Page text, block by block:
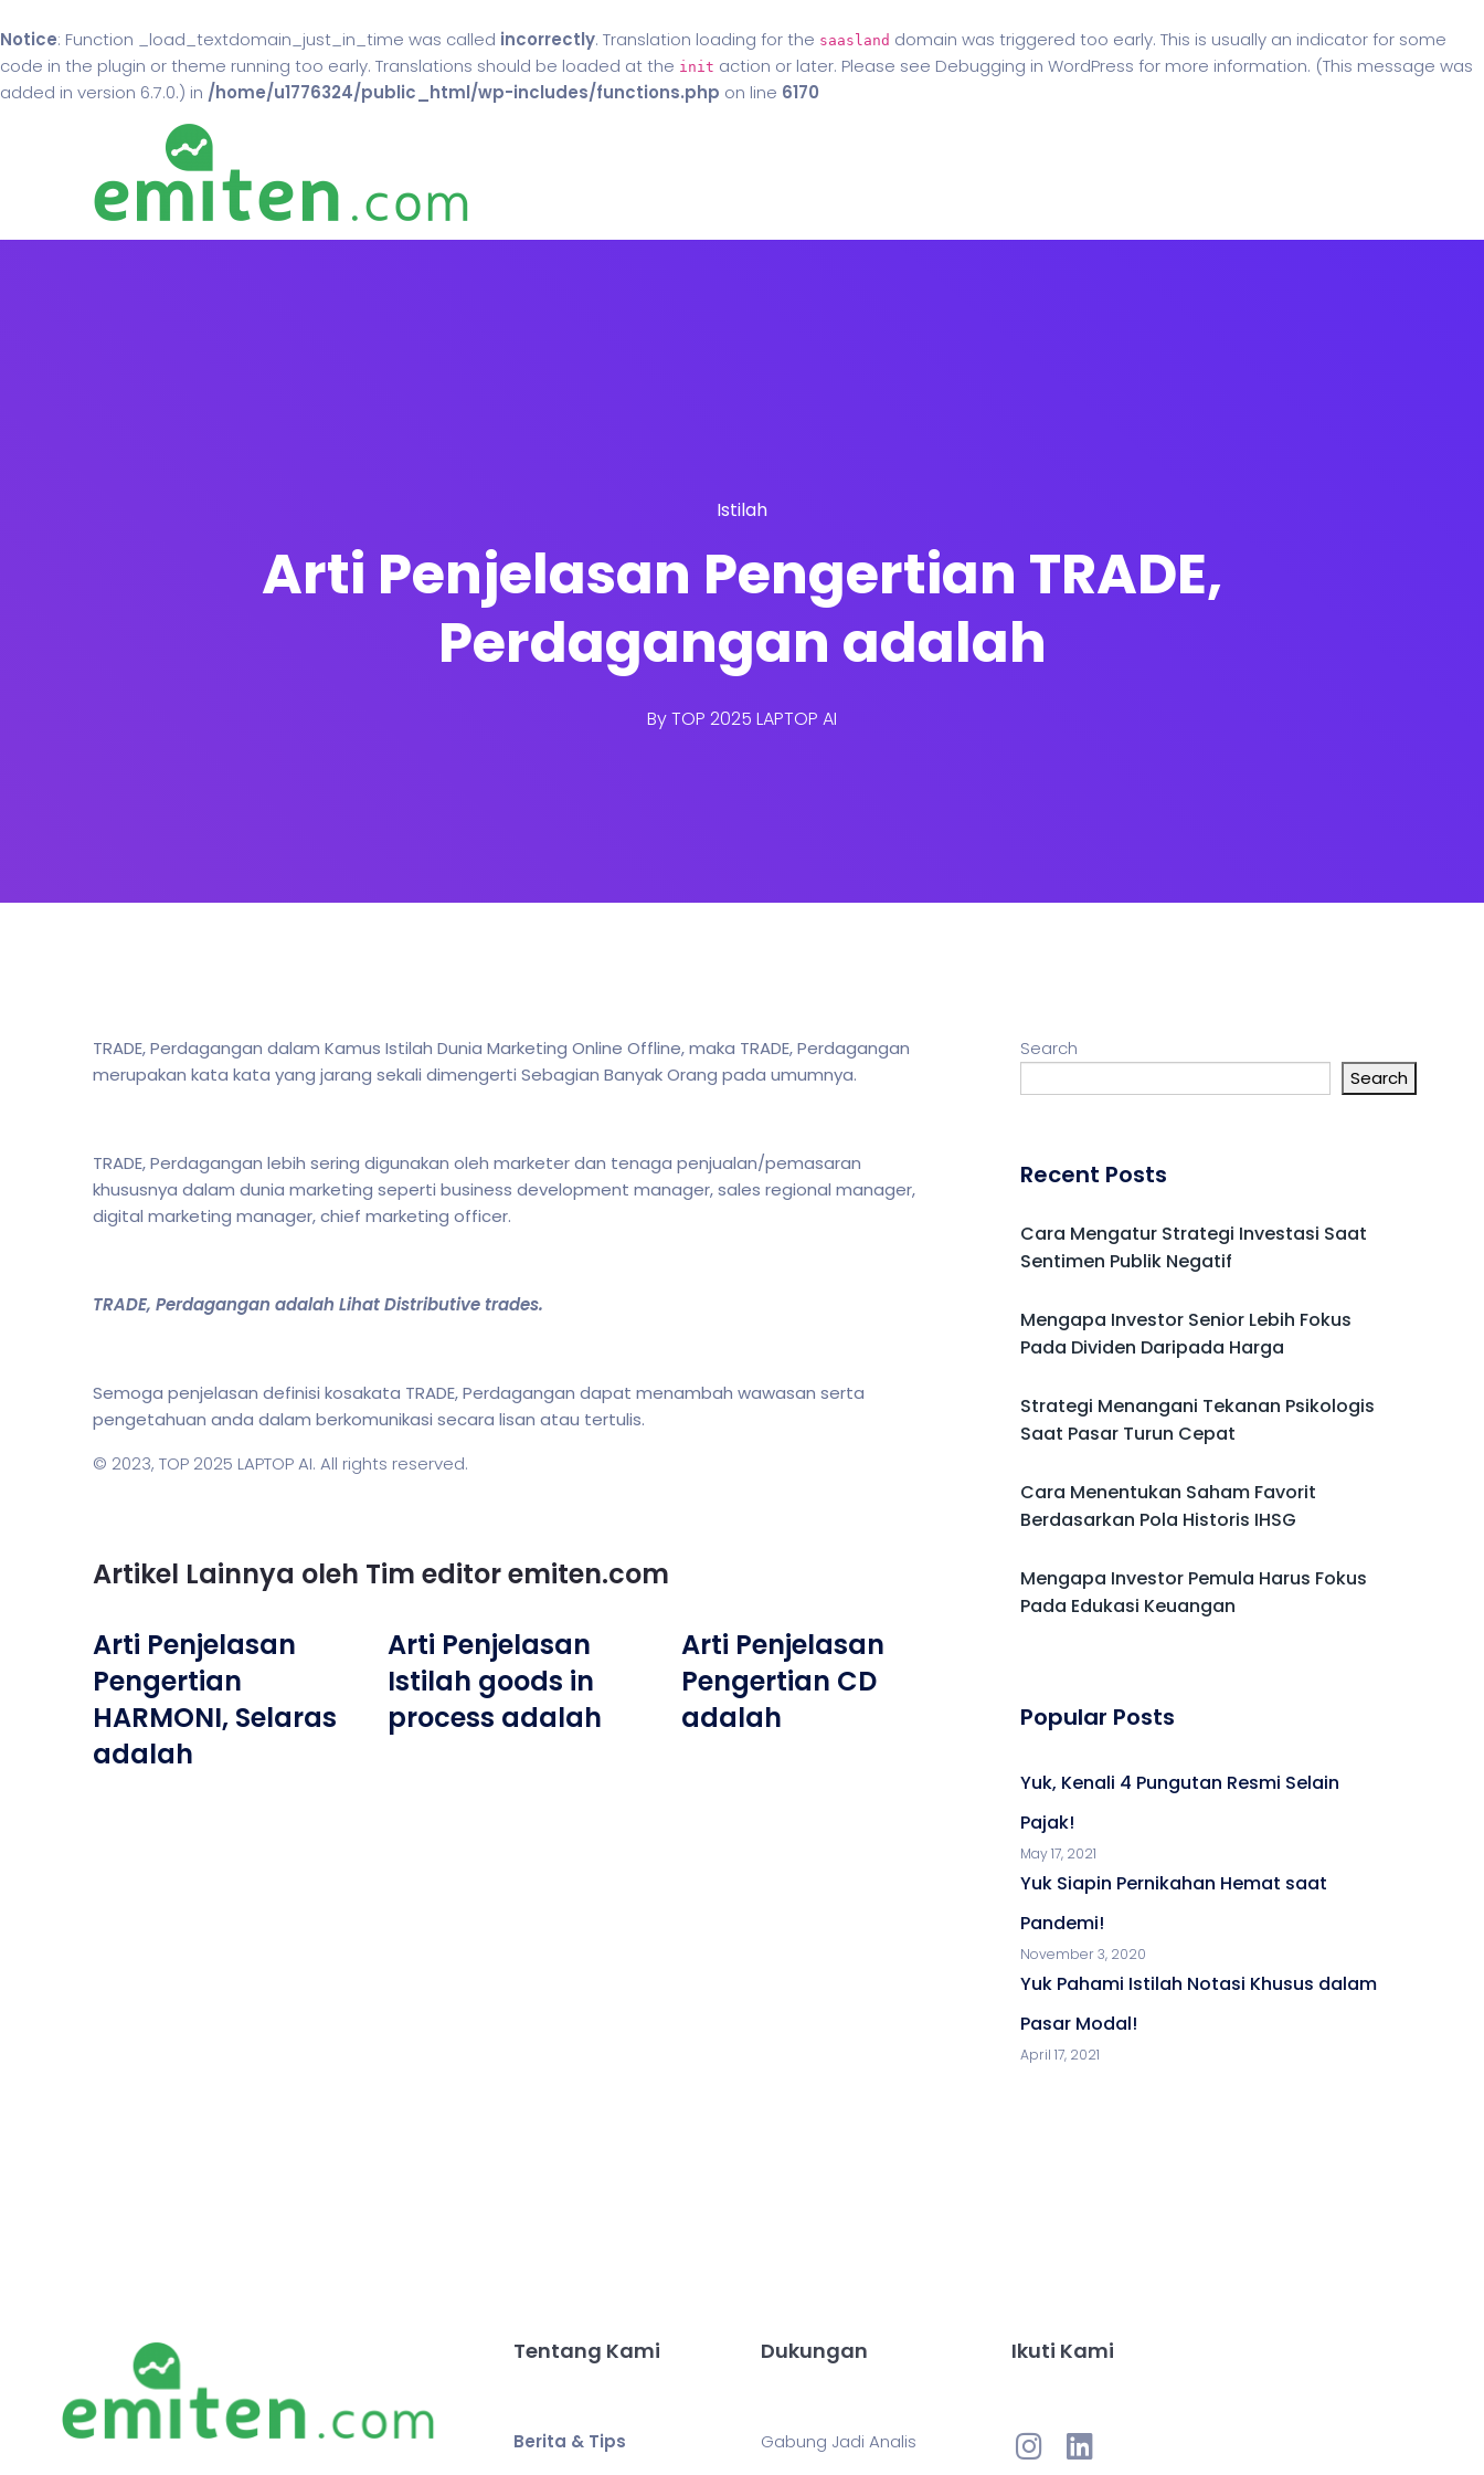
Notice: Function _load_textdomain_just_in_time was called incorrectly. Translation loading for the saasland domain was triggered too early. This is usually an indicator for some
code in the plugin or theme running too early. Translations should be loaded at the init action or later. Please see Debugging in WordPress for more information. (This message was
added in version 6.7.0.) in /home/u1776324/public_html/wp-includes/functions.php on line 6170
Istilah
Arti Penjelasan Pengertian TRADE,
Perdagangan adalah
ByTOP 2025 LAPTOP AI
TRADE, Perdagangan dalam Kamus Istilah Dunia Marketing Online Offline, maka TRADE, Perdagangan
merupakan kata kata yang jarang sekali dimengerti Sebagian Banyak Orang pada umumnya.
TRADE, Perdagangan lebih sering digunakan oleh marketer dan tenaga penjualan/pemasaran
khususnya dalam dunia marketing seperti business development manager, sales regional manager,
digital marketing manager, chief marketing officer.
TRADE, Perdagangan adalah Lihat Distributive trades.
Semoga penjelasan definisi kosakata TRADE, Perdagangan dapat menambah wawasan serta
pengetahuan anda dalam berkomunikasi secara lisan atau tertulis.
© 2023, TOP 2025 LAPTOP AI. All rights reserved.
Artikel Lainnya oleh Tim editor emiten.com
Arti Penjelasan
Pengertian
HARMONI, Selaras
adalah
Arti Penjelasan
Istilah goods in
process adalah
Arti Penjelasan
Pengertian CD
adalah
Search
Search
Recent Posts
Cara Mengatur Strategi Investasi Saat
Sentimen Publik Negatif
Mengapa Investor Senior Lebih Fokus
Pada Dividen Daripada Harga
Strategi Menangani Tekanan Psikologis
Saat Pasar Turun Cepat
Cara Menentukan Saham Favorit
Berdasarkan Pola Historis IHSG
Mengapa Investor Pemula Harus Fokus
Pada Edukasi Keuangan
Popular Posts
Yuk, Kenali 4 Pungutan Resmi Selain
Pajak!
May 17, 2021
Yuk Siapin Pernikahan Hemat saat
Pandemi!
November 3, 2020
Yuk Pahami Istilah Notasi Khusus dalam
Pasar Modal!
April 17, 2021
Tentang Kami
Berita & Tips
Dukungan
Gabung Jadi Analis
Ikuti Kami